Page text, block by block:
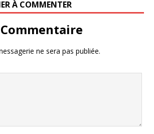
À COMMENTER
ne sera pas publiée.